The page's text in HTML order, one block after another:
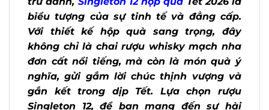
Tết 2026 là biểu tượng của sự tinh tế và
đẳng cấp. Với thiết kế hộp quà sang
trọng, đây không chỉ là chai rượu
whisky mạch nha đơn cất nổi tiếng, mà
còn là món quà ý nghĩa, gửi gắm lời
chúc thịnh vượng và gắn kết trong dịp
Tết. Lựa chọn rượu Singleton 12, để bạn